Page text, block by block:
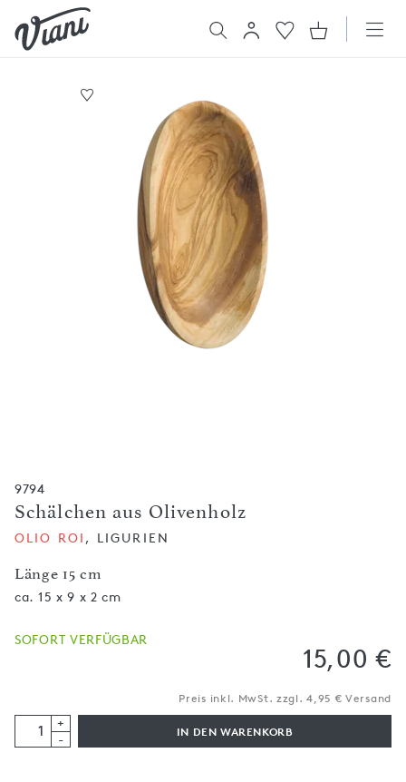
9794
Schälchen aus Olivenholz
Länge 15 cm
OLIO ROI , LIGURIEN
ca. 15 x 9 x 2 cm
SOFORT VERFÜGBAR
15,00 €
Preis inkl. MwSt. zzgl. 4,95 € Versand
+
-
IN DEN WARENKORB